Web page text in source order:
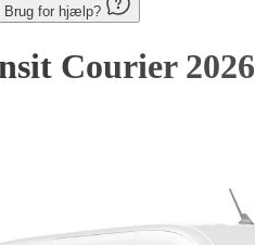
Brug for hjælp?
Courier 2026